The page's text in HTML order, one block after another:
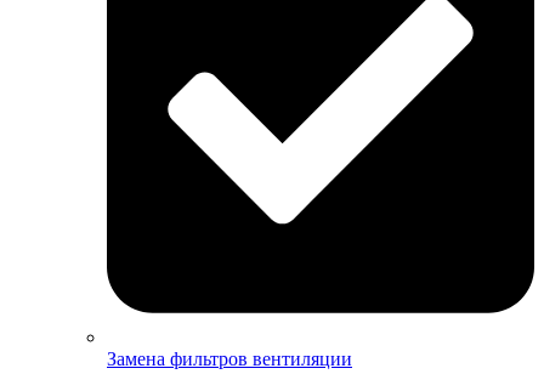
Замена фильтров вентиляции